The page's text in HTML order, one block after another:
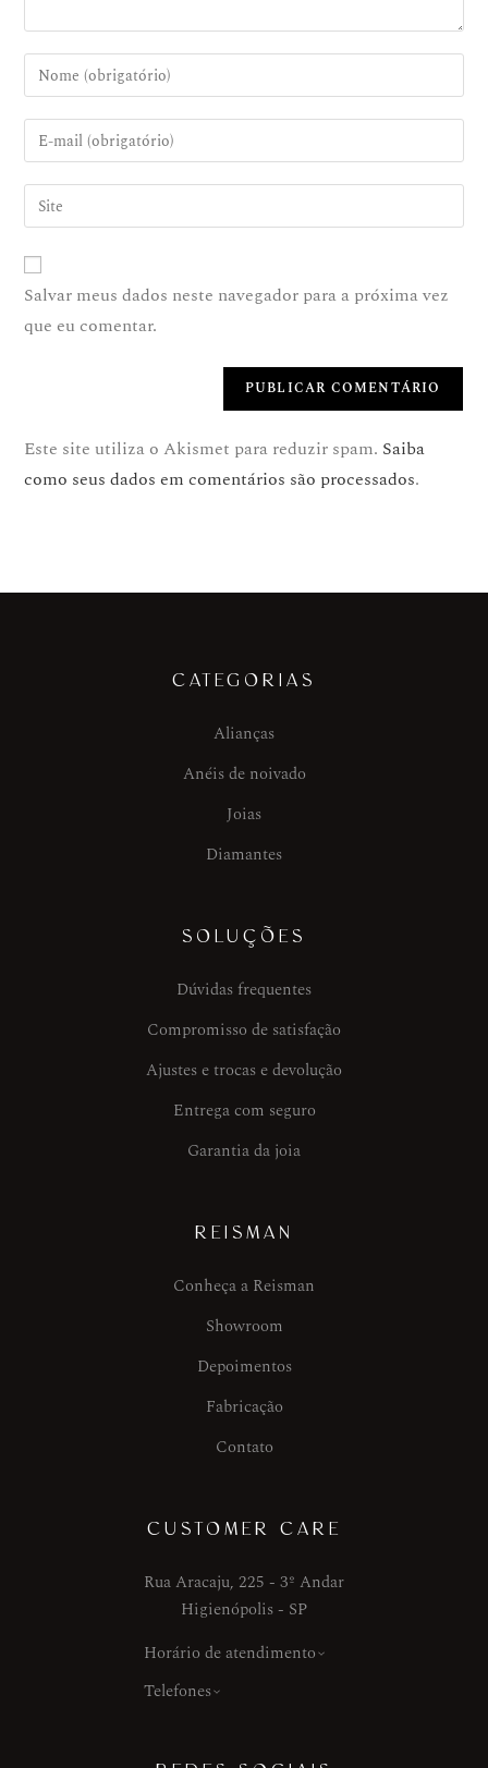
Salvar meus dados neste navegador para a próxima vez
que eu comentar.
Este site utiliza o Akismet para reduzir spam. Saiba
como seus dados em comentários são processados.
CATEGORIAS
Alianças
Anéis de noivado
Joias
Diamantes
SOLUÇÕES
Dúvidas frequentes
Compromisso de satisfação
Ajustes e trocas e devolução
Entrega com seguro
Garantia da joia
REISMAN
Conheça a Reisman
Showroom
Depoimentos
Fabricação
Contato
CUSTOMER CARE
Rua Aracaju, 225 - 3º Andar
Higienópolis - SP
Horário de atendimento
Telefones